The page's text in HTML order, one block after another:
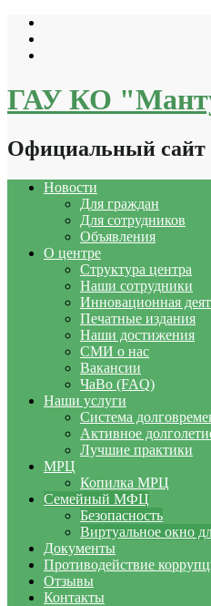
Перейти
содержимому
ГАУ КО
Официальный
Новости
Для граждан
Для сотрудников
Объявления
О центре
Структура центра
Наши сотрудники
Инновационная
Печатные издания
Наши достижения
СМИ о нас
Вакансии
ЧаВо (FAQ)
Наши услуги
Система
Активное
Лучшие практики
МРЦ
Копилка МРЦ
Семейный МФЦ
Безопасность
Виртуальное окно
Документы
Противодействие
Отзывы
Контакты